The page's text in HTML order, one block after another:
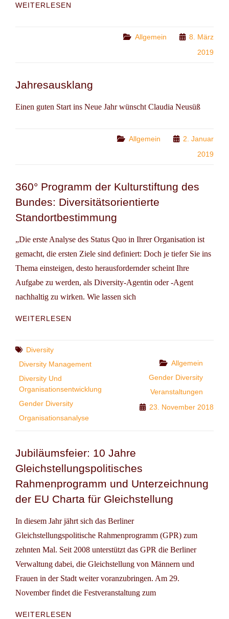
WEITERLESEN
Categories
Allgemein
8. März
2019
Jahresausklang
Einen guten Start ins Neue Jahr wünscht Claudia Neusüß
Categories
Allgemein
2. Januar
2019
360° Programm der Kulturstiftung des
Bundes: Diversitätsorientierte
Standortbestimmung
„Die erste Analyse des Status Quo in Ihrer Organisation ist
gemacht, die ersten Ziele sind definiert: Doch je tiefer Sie ins
Thema einsteigen, desto herausfordernder scheint Ihre
Aufgabe zu werden, als Diversity-Agentin oder -Agent
nachhaltig zu wirken. Wie lassen sich
WEITERLESEN
DIVERSITÄTSORIENTIERTE
STANDORTBESTIMMUNG
Tags
Diversity
Diversity Management
Diversity Und
Organisationsentwicklung
Gender Diversity
Organisationsanalyse
Categories
Allgemein
Gender Diversity
Veranstaltungen
23. November 2018
Jubiläumsfeier: 10 Jahre
Gleichstellungspolitisches
Rahmenprogramm und Unterzeichnung
der EU Charta für Gleichstellung
In diesem Jahr jährt sich das Berliner
Gleichstellungspolitische Rahmenprogramm (GPR) zum
zehnten Mal. Seit 2008 unterstützt das GPR die Berliner
Verwaltung dabei, die Gleichstellung von Männern und
Frauen in der Stadt weiter voranzubringen. Am 29.
November findet die Festveranstaltung zum
WEITERLESEN